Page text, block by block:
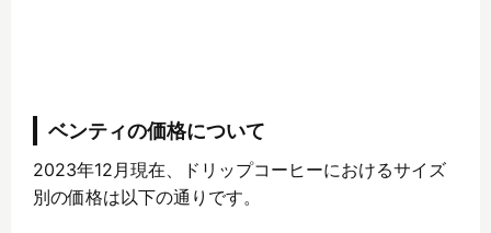
ベンティの価格について
2023年12月現在、ドリップコーヒーにおけるサイズ
別の価格は以下の通りです。